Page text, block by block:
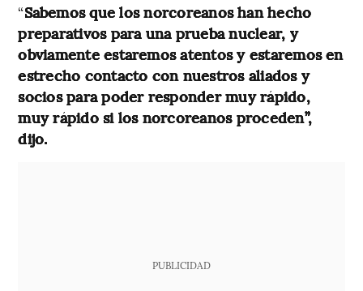
“Sabemos que los norcoreanos han hecho
preparativos para una prueba nuclear, y
obviamente estaremos atentos y estaremos en
estrecho contacto con nuestros aliados y
socios para poder responder muy rápido,
muy rápido si los norcoreanos proceden”,
dijo.
PUBLICIDAD